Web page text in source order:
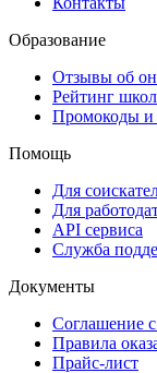
Образование
Отзывы об
Рейтинг школ
Промокоды и
Помощь
Для
Для
API сервиса
Служба
Документы
Соглашение
Правила
Прайс-лист